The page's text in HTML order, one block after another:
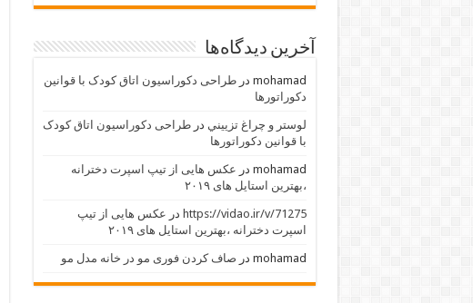
آخرین دیدگاه‌ها
mohamad درطراحی دکوراسیون اتاق کودک با قوانین
دکوراتورها
لوستر و چراغ تزييني درطراحی دکوراسیون اتاق کودک
با قوانین دکوراتورها
mohamad در عکس هایی از تیپ اسپرت دخترانه
،بهترین استایل های ۲۰۱۹
https://vidao.ir/v/71275 در عکس هایی از تیپ
اسپرت دخترانه ،بهترین استایل های ۲۰۱۹
mohamad در صاف کردن فوری مو در خانه مدل مو